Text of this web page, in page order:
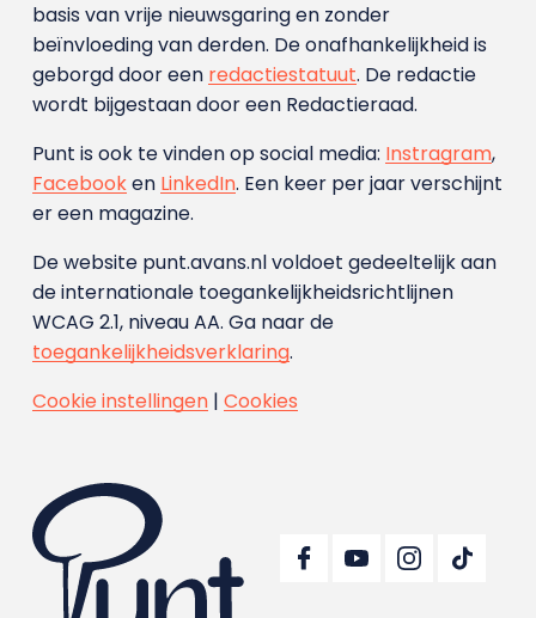
basis van vrije nieuwsgaring en zonder
beïnvloeding van derden. De onafhankelijkheid is
geborgd door een redactiestatuut. De redactie
wordt bijgestaan door een Redactieraad.
Punt is ook te vinden op social media: Instragram,
Facebooken LinkedIn. Een keer per jaar verschijnt
er een magazine.
De website punt.avans.nl voldoet gedeeltelijk aan
de internationale toegankelijkheidsrichtlijnen
WCAG 2.1, niveau AA. Ga naar de
toegankelijkheidsverklaring.
Cookie instellingen| Cookies